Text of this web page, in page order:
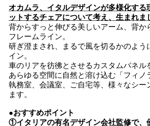
オカムラ、イタルデザインが多様化する
ットするチェアについて考え、生まれま
背からすっと伸びる美しいアーム、背か
フレームライン。
研ぎ澄まされ、まるで風を切るかのよう
イン。
車のリアを彷彿とさせるカスタムパネル
あらゆる空間に自然と溶け込む「フィノ
執務室、会議室、ご自宅等、様々なシー
ます。
●おすすめポイント
①イタリアの有名デザイン会社監修で、